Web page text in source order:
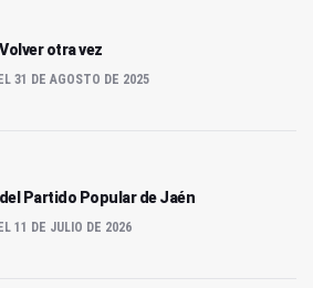
otra vez
31 DE AGOSTO DE 2025
Partido Popular de Jaén
11 DE JULIO DE 2026